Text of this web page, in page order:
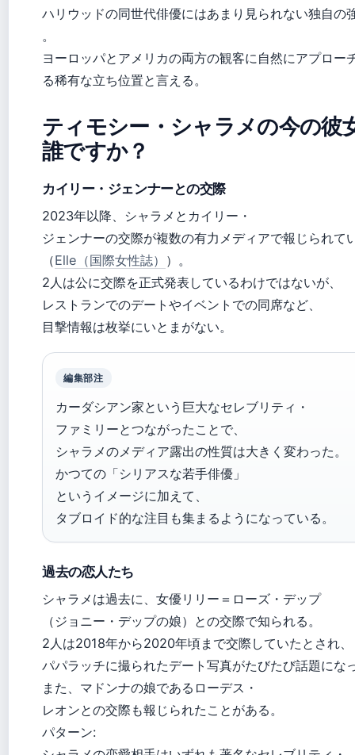
ハリウッドの同世代俳優にはあまり見られない独自の
。
ヨーロッパとアメリカの両方の観客に自然にアプロー
る稀有な立ち位置と言える。
ティモシー・シャラメの今の彼
誰ですか？
カイリー・ジェンナーとの交際
2023年以降、シャラメとカイリー・
ジェンナーの交際が複数の有力メディアで報じられて
（Elle（国際女性誌） ）。
2人は公に交際を正式発表しているわけではないが、
レストランでのデートやイベントでの同席など、
目撃情報は枚挙にいとまがない。
編集部注
カーダシアン家という巨大なセレブリティ・
ファミリーとつながったことで、
シャラメのメディア露出の性質は大きく変わった。
かつての「シリアスな若手俳優」
というイメージに加えて、
タブロイド的な注目も集まるようになっている。
過去の恋人たち
シャラメは過去に、女優リリー＝ローズ・デップ
（ジョニー・デップの娘）との交際で知られる。
2人は2018年から2020年頃まで交際していたとされ、
パパラッチに撮られたデート写真がたびたび話題にな
また、マドンナの娘であるローデス・
レオンとの交際も報じられたことがある。
パターン: